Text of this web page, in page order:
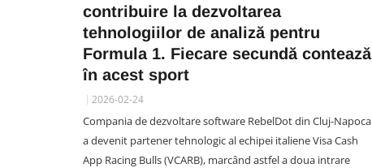
contribuire la dezvoltarea
tehnologiilor de analiză pentru
Formula 1. Fiecare secundă contează
în acest sport
2026-02-24
Compania de dezvoltare software RebelDot din Cluj-Napoca
a devenit partener tehnologic al echipei italiene Visa Cash
App Racing Bulls (VCARB), marcând astfel a doua intrare